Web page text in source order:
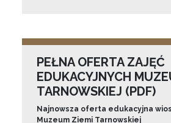
PEŁNA OFERTA ZAJĘĆ
EDUKACYJNYCH
TARNOWSKIEJ (PDF)
Najnowsza oferta edukacyjna
Muzeum Ziemi Tarnowskiej